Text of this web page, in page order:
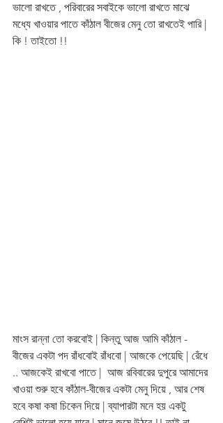
ভালো রাখতে , পরিবারের সবাইকে ভালো রাখতে মাঝে
মধ্যে খাওয়ার পাতে কাঁঠাল বীজের মেনু তো রাখতেই পারি |
কি ! তাইতো !!
মাংস রান্না তো করবোই | কিন্তু আজ আমি কাঁঠাল -
বীজের একটা পদ রাঁধবোই রাঁধবো | আজকে পেয়েছি | রেঁধে
.. আজকেই রাখবো পাতে |  আজ রবিবারের দুপুরে আমাদের
খাওয়া শুরু হবে কাঁঠাল-বীজের একটা মেনু দিয়ে , আর শেষ
হবে কষা কষা চিকেন দিয়ে | ব্যাপারটা মনে হয় একটু